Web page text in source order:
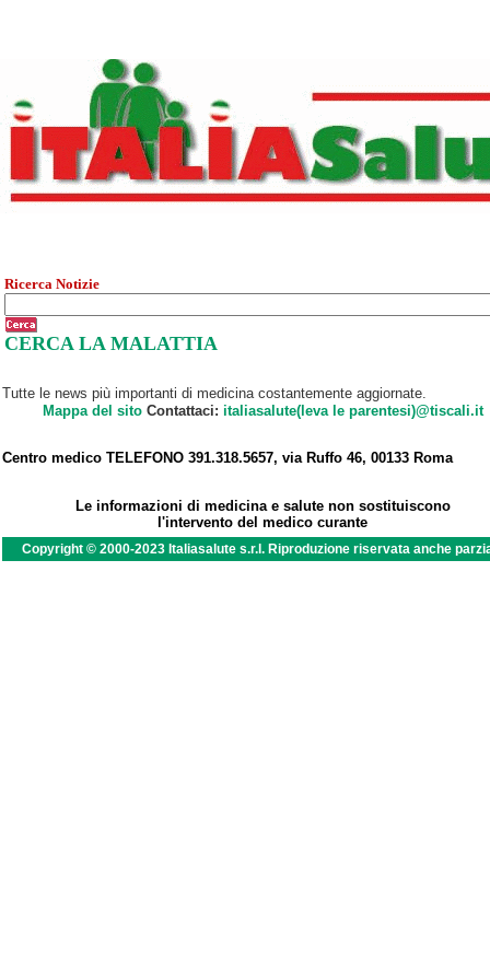
Ricerca Notizie
CERCA LA MALATTIA
Tutte le news più importanti di medicina costantemente aggiornate.
Mappa del sitoContattaci: italiasalute(leva le parentesi)@tiscali.it
Centro medico TELEFONO 391.318.5657, via Ruffo 46, 00133 Roma
Le informazioni di medicina e salute non sostituiscono
l'intervento del medico curante
Copyright © 2000-2023 Italiasalute s.r.l. Riproduzione riservata anche